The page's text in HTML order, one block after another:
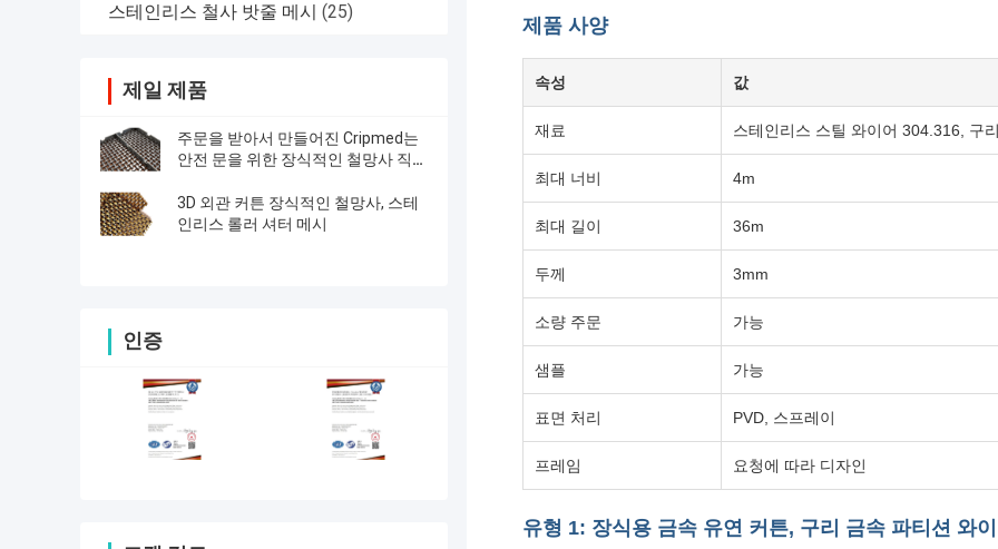
스테인리스 철사 밧줄 메시 (25)
제일 제품
주문을 받아서 만들어진 Cripmed는
안전 문을 위한 장식적인 철망사 직물
3D 외관 커튼 장식적인 철망사, 스테
인리스 롤러 셔터 메시
인증
제품 사양
속성 값
재료 스테인리스 스틸 와이어 304.316, 구
최대 너비 4m
최대 길이 36m
두께 3mm
소량 주문 가능
샘플 가능
표면 처리 PVD, 스프레이
프레임 요청에 따라 디자인
유형 1: 장식용 금속 유연 커튼, 구리 금속 파티션 와